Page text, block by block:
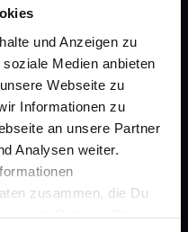
und Anzeigen zu
Medien anbieten
Webseite zu
Informationen zu
an unsere Partner
Analysen weiter.
zusammen, die Du
sie im Rahmen Deiner